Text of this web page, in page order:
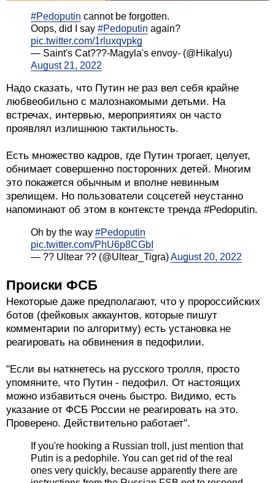
#Pedoputin cannot be forgotten.
Oops, did I say #Pedoputin again?
pic.twitter.com/1rluxqvpkg
— Saint's Cat???-Magyla's envoy- (@Hikalyu)
August 21, 2022
Надо сказать, что Путин не раз вел себя крайне
любвеобильно с малознакомыми детьми. На
встречах, интервью, мероприятиях он часто
проявлял излишнюю тактильность.
Есть множество кадров, где Путин трогает, целует,
обнимает совершенно посторонних детей. Многим
это покажется обычным и вполне невинным
зрелищем. Но пользователи соцсетей неустанно
напоминают об этом в контексте тренда #Pedoputin.
Oh by the way #Pedoputin
pic.twitter.com/PhU6p8CGbI
— ?? Ultear ?? (@Ultear_Tigra)August 20, 2022
Происки ФСБ
Некоторые даже предполагают, что у пророссийских
ботов (фейковых аккаунтов, которые пишут
комментарии по алгоритму) есть установка не
реагировать на обвинения в педофилии.
"Если вы наткнетесь на русского тролля, просто
упомяните, что Путин - педофил. От настоящих
можно избавиться очень быстро. Видимо, есть
указание от ФСБ России не реагировать на это.
Проверено. Действительно работает".
If you're hooking a Russian troll, just mention that
Putin is a pedophile. You can get rid of the real
ones very quickly, because apparently there are